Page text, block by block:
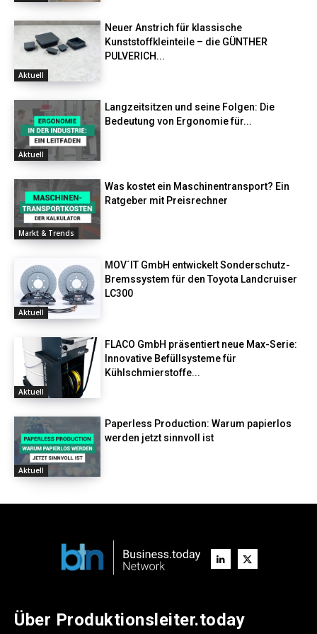
Aktuell
Neuer Anstrich für klassische
Kunststoffkleinteile – die GÜNTHER
PULVERICH...
Aktuell
Langzeitsitzen und seine Folgen: Die
Bedeutung von Ergonomie für...
Markt & Trends
Was kostet ein Maschinentransport? Ein
Ratgeber mit Preisrechner
Aktuell
MOV´IT GmbH entwickelt Sonderschutz-
Bremssystem für den Toyota Landcruiser
LC300
Aktuell
FLACO GmbH präsentiert neue Max-Serie:
Innovative Befüllsysteme für
Kühlschmierstoffe...
Aktuell
Paperless Production: Warum papierlos
werden jetzt sinnvoll ist
Über Produktionsleiter.today